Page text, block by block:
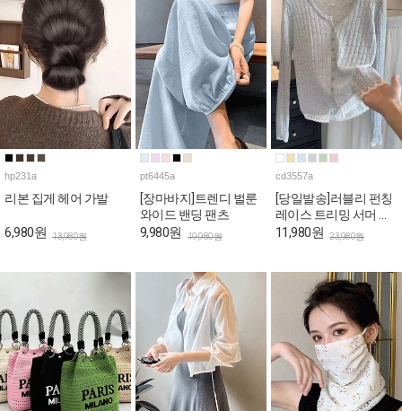
hp231a
리본 집게 헤어 가발
6,980원 13,980원
pt6445a
[장마바지]트렌디 벌룬
와이드 밴딩 팬츠
9,980원 19,980원
cd3557a
[당일발송]러블리 펀칭
레이스 트리밍 서머 가
디건
11,980원 23,980원